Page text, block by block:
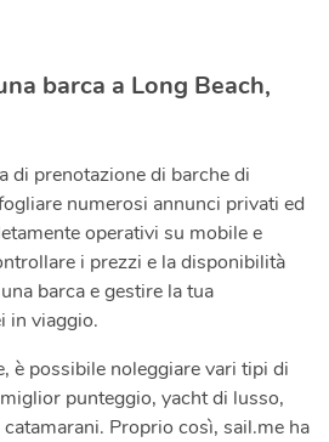
barca a Long Beach,
di prenotazione di barche di
numerosi annunci privati ed
operativi su mobile e
i prezzi e la disponibilità
barca e gestire la tua
in viaggio.
è possibile noleggiare vari tipi di
punteggio, yacht di lusso,
Proprio così, sail.me ha